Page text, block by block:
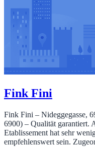
Fink Fini
Fink Fini – Nideggegasse,
6900) – Qualität garantiert.
Etablissement hat sehr
empfehlenswert sein.